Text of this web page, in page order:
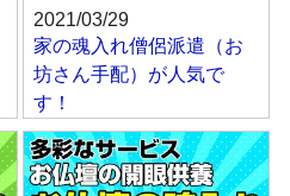
2021/03/29
家の魂入れ僧侶派遣（お
坊さん手配）が人気で
す！